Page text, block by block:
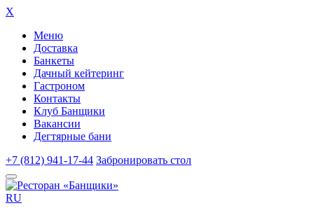
X
Меню
Доставка
Банкеты
Дачный кейтеринг
Гастроном
Контакты
Клуб Банщики
Вакансии
Дегтярные бани
+7 (812) 941-17-44 Забронировать стол
RU